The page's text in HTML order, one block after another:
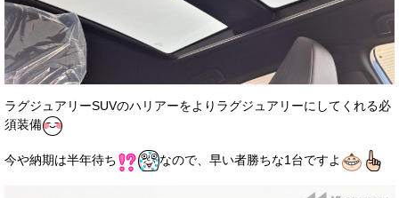
ラグジュアリーSUVのハリアーをよりラグジュアリーにしてくれる必
須装備
今や納期は半年待ち なので、早い者勝ちな1台ですよ